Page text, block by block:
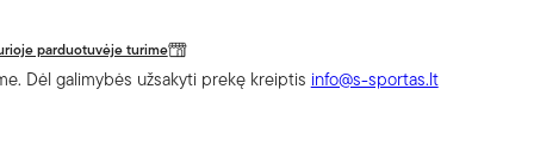
parduotuvėje turime
Dėl galimybės užsakyti prekę kreiptis info@s-sportas.lt